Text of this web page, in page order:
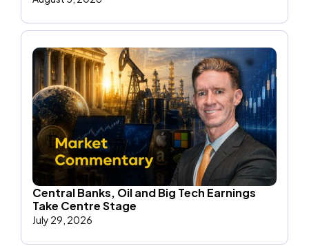
Central Banks, Oil and Big Tech Earnings
Take Centre Stage
July 29, 2026